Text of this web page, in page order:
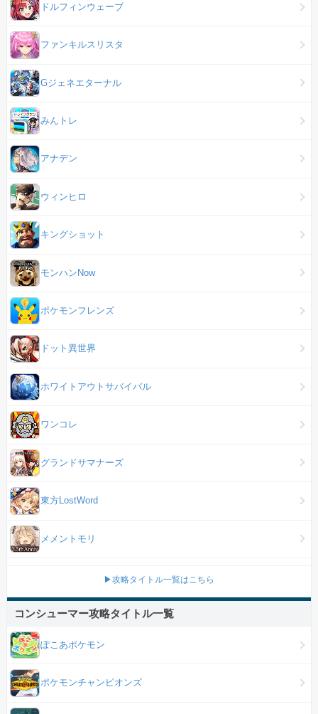
ドルフィンウェーブ
ファンキルスリスタ
Gジェネエターナル
みんトレ
アナデン
ウィンヒロ
キングショット
モンハンNow
ポケモンフレンズ
ドット異世界
ホワイトアウトサバイバル
ワンコレ
グランドサマナーズ
東方LostWord
メメントモリ
▶攻略タイトル一覧はこちら
コンシューマー攻略タイトル一覧
ぽこあポケモン
ポケモンチャンピオンズ